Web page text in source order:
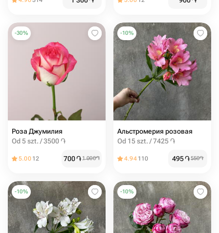
-30%
Роза Джумилия
Od 5 szt. / 3500 ֏
5.00 12 700֏1 000֏
-10%
Альстромерия розовая
Od 15 szt. / 7425 ֏
4.94 110 495֏550֏
-10% -10%